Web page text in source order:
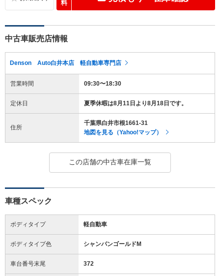
料
中古車販売店情報
Denson Auto白井本店 軽自動車専門店
営業時間 09:30〜18:30
定休日 夏季休暇は8月11日より8月18日です。
住所
千葉県白井市根1661-31
地図を見る（Yahoo!マップ）
この店舗の中古車在庫一覧
車種スペック
ボディタイプ 軽自動車
ボディタイプ色 シャンパンゴールドM
車台番号末尾 372